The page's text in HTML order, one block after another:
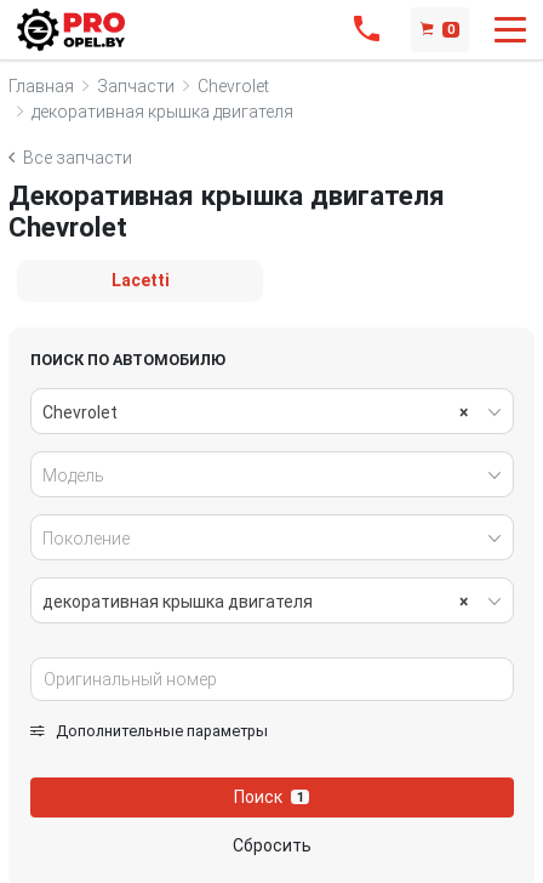
0
Главная Запчасти
Chevrolet
декоративная крышка двигателя
Все запчасти
Декоративная крышка двигателя
Chevrolet
Lacetti
ПОИСК ПО АВТОМОБИЛЮ
×
Chevrolet
Модель
Поколение
×
декоративная крышка двигателя
Дополнительные параметры
Поиск 1
Сбросить